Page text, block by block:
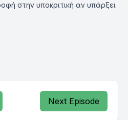
στην υποκριτική αν υπάρξει
Next Episode